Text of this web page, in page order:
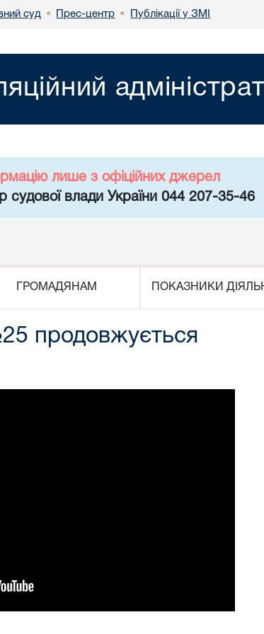
суд • Прес-центр • Публікації у ЗМІ
лише з офіційних джерел
судової влади України 044 207-35-46
ГРОМАДЯНАМ ПОКАЗНИКИ
продовжується